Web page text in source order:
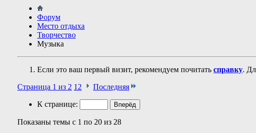
Форум
Место отдыха
Творчество
Музыка
Если это ваш первый визит, рекомендуем почитать справку.
Страница 1 из 2 1 2 Последняя
К странице:
Показаны темы с 1 по 20 из 28